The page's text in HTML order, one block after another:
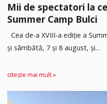
Mii de spectatori la
Summer Camp Bulci
Cea de-a XVIII-a ediție a
și sâmbătă, 7 și 8 august, și...
citește mai mult »